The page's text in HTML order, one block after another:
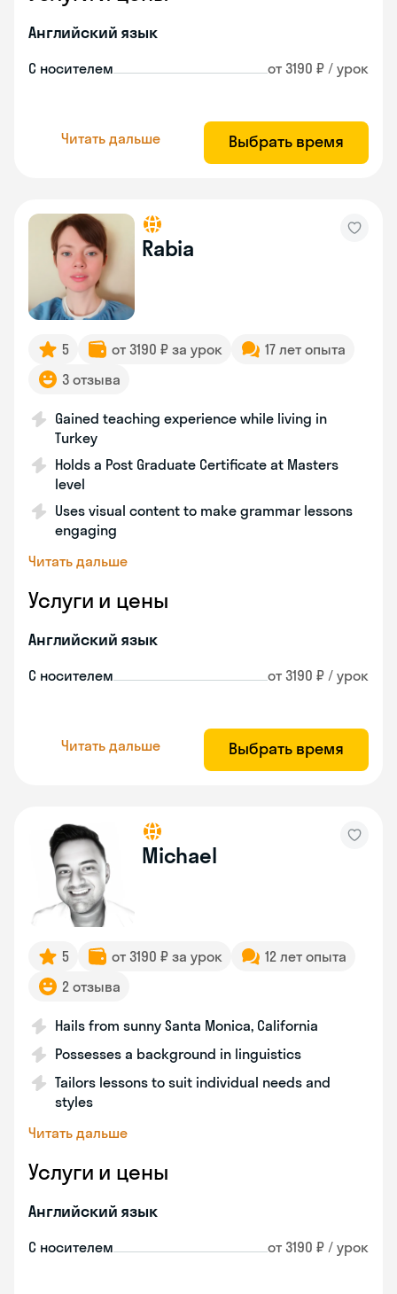
Английский язык
С носителем от 3190 ₽ / урок
Читать дальше Выбрать время
Rabia
5 от 3190 ₽ за урок
17 лет опыта
3 отзыва
Gained teaching experience while living in
Turkey
Holds a Post Graduate Certificate at Masters
level
Uses visual content to make grammar lessons
engaging
Читать дальше
Услуги и цены
Английский язык
С носителем от 3190 ₽ / урок
Читать дальше Выбрать время
Michael
5 от 3190 ₽ за урок
12 лет опыта
2 отзыва
Hails from sunny Santa Monica, California
Possesses a background in linguistics
Tailors lessons to suit individual needs and
styles
Читать дальше
Услуги и цены
Английский язык
С носителем от 3190 ₽ / урок